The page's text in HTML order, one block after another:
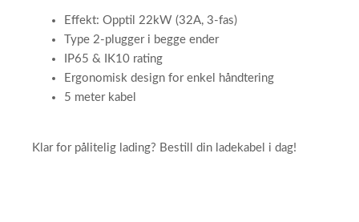
Effekt: Opptil 22kW (32A, 3-fas)
Type 2-plugger i begge ender
IP65 & IK10 rating
Ergonomisk design for enkel håndtering
5 meter kabel
Klar for pålitelig lading? Bestill din ladekabel i dag!